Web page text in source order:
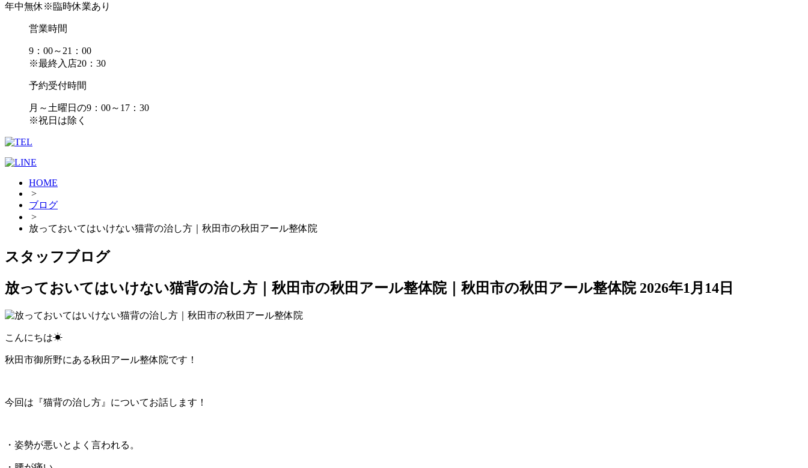
年中無休※臨時休業あり
営業時間
9：00～21：00
※最終入店20：30
予約受付時間
月～土曜日の9：00～17：30
※祝日は除く
HOME
>
ブログ
>
放っておいてはいけない猫背の治し方｜秋田市の秋田アール整体院
スタッフブログ
放っておいてはいけない猫背の治し方｜秋田市の秋田アール整体院｜秋田市の秋田アール整体院 2026年1月14日
こんにちは☀
秋田市御所野にある秋田アール整体院です！
今回は『猫背の治し方』についてお話します！
・姿勢が悪いとよく言われる。